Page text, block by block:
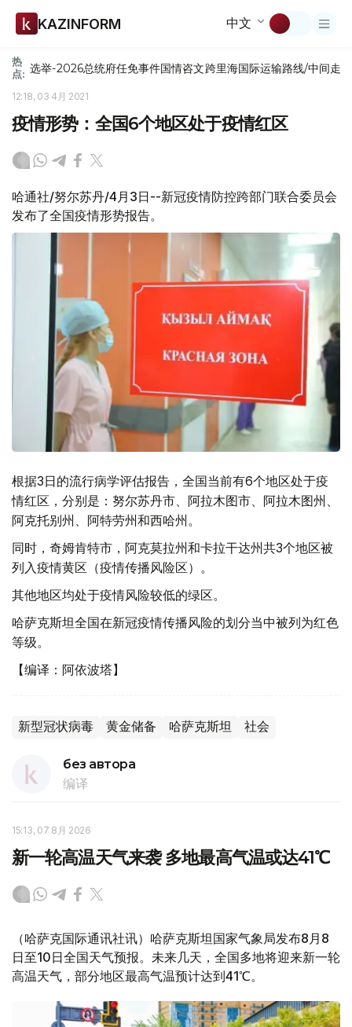
KAZINFORM 中文
热
点: 选举-2026总统府任免事件国情咨文跨里海国际运输路线/中间走廊
12:18, 03 4月 2021
疫情形势：全国6个地区处于疫情红区
哈通社/努尔苏丹/4月3日--新冠疫情防控跨部门联合委员会
发布了全国疫情形势报告。
根据3日的流行病学评估报告，全国当前有6个地区处于疫
情红区，分别是：努尔苏丹市、阿拉木图市、阿拉木图州、
阿克托别州、阿特劳州和西哈州。
同时，奇姆肯特市，阿克莫拉州和卡拉干达州共3个地区被
列入疫情黄区（疫情传播风险区）。
其他地区均处于疫情风险较低的绿区。
哈萨克斯坦全国在新冠疫情传播风险的划分当中被列为红色
等级。
【编译：阿依波塔】
新型冠状病毒 黄金储备 哈萨克斯坦 社会
без автора
编译
15:13, 07 8月 2026
新一轮高温天气来袭 多地最高气温或达41℃
（哈萨克国际通讯社讯）哈萨克斯坦国家气象局发布8月8
日至10日全国天气预报。未来几天，全国多地将迎来新一轮
高温天气，部分地区最高气温预计达到41℃。